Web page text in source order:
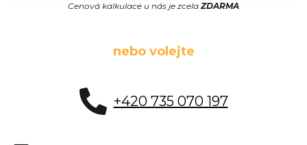
Cenová kalkulace u nás je zcelaZDARMA
nebo volejte
+420 735 070 197